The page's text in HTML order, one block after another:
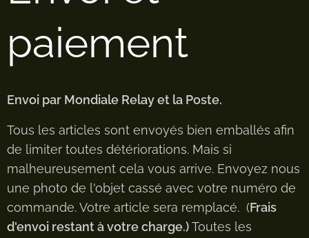
paiement
Envoi par Mondiale Relay et la Poste.
Tous les articles sont envoyés bien emballés afin
de limiter toutes détériorations. Mais si
malheureusement cela vous arrive. Envoyez nous
une photo de l'objet cassé avec votre numéro de
commande. Votre article sera remplacé. (Frais
d'envoi restant à votre charge.)Toutes les